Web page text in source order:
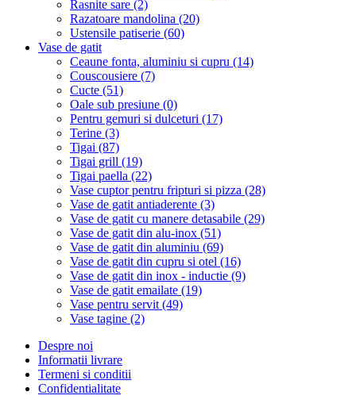
Rasnite sare (2)
Razatoare mandolina (20)
Ustensile patiserie (60)
Vase de gatit
Ceaune fonta, aluminiu si cupru (14)
Couscousiere (7)
Cucte (51)
Oale sub presiune (0)
Pentru gemuri si dulceturi (17)
Terine (3)
Tigai (87)
Tigai grill (19)
Tigai paella (22)
Vase cuptor pentru fripturi si pizza (28)
Vase de gatit antiaderente (3)
Vase de gatit cu manere detasabile (29)
Vase de gatit din alu-inox (51)
Vase de gatit din aluminiu (69)
Vase de gatit din cupru si otel (16)
Vase de gatit din inox - inductie (9)
Vase de gatit emailate (19)
Vase pentru servit (49)
Vase tagine (2)
Despre noi
Informatii livrare
Termeni si conditii
Confidentialitate